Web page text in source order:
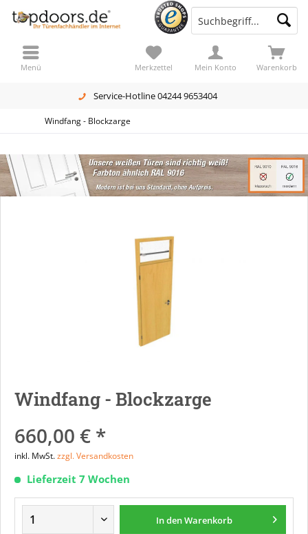
Service-Hotline 04244 9653404
Warenkorb
Merkzettel Mein Konto
Menü
Windfang - Blockzarge
Windfang - Blockzarge
660,00 € *
inkl. MwSt.zzgl. Versandkosten
Lieferzeit 7 Wochen
In denWarenkorb